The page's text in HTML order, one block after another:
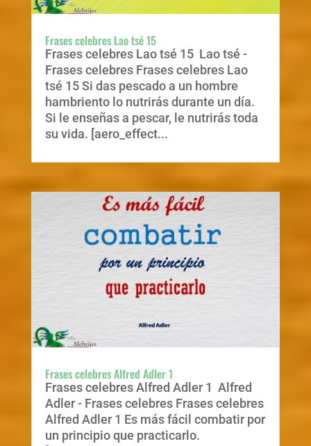
Frases celebres Lao tsé 15
Frases celebres Lao tsé 15 Lao tsé -
Frases celebres Frases celebres Lao
tsé 15 Si das pescado a un hombre
hambriento lo nutrirás durante un día.
Si le enseñas a pescar, le nutrirás toda
su vida. [aero_effect...
Frases celebres Alfred Adler 1
Frases celebres Alfred Adler 1 Alfred
Adler - Frases celebres Frases celebres
Alfred Adler 1 Es más fácil combatir por
un principio que practicarlo.